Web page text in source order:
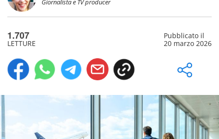
Giornalista e TV producer
1.707
LETTURE
Pubblicato il
20 marzo 2026